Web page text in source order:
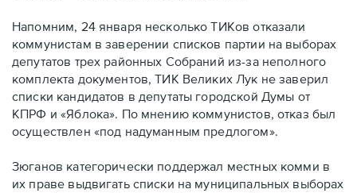
Напомним, 24 января несколько ТИКов отказали
коммунистам в заверении списков партии на выборах
депутатов трех районных Собраний из-за неполного
комплекта документов, ТИК Великих Лук не заверил
списки кандидатов в депутаты городской Думы от
КПРФ и «Яблока». По мнению коммунистов, отказ был
осуществлен «под надуманным предлогом».
Зюганов категорически поддержал местных комми в
их праве выдвигать списки на муниципальных выборах